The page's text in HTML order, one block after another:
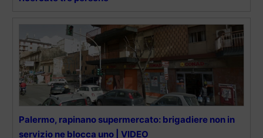
Palermo, rapinano supermercato: brigadiere non in
servizio ne blocca uno | VIDEO